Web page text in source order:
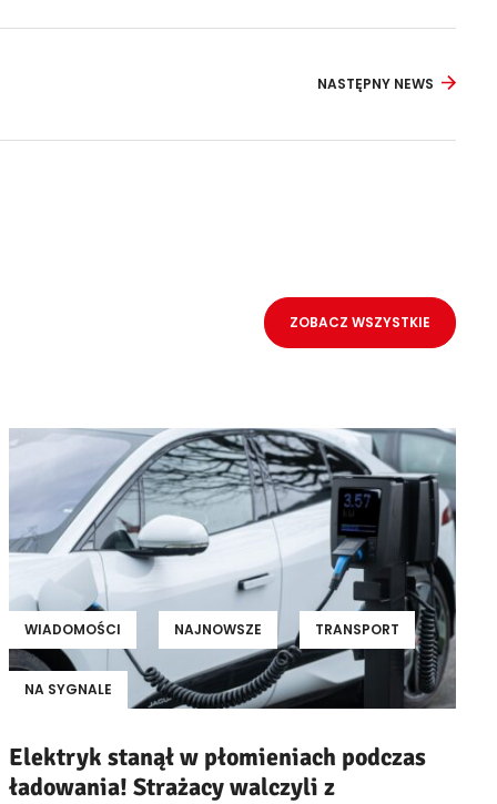
NASTĘPNY NEWS
ZOBACZ WSZYSTKIE
WIADOMOŚCI NAJNOWSZE TRANSPORT
NA SYGNALE
Elektryk stanął w płomieniach podczas
ładowania! Strażacy walczyli z